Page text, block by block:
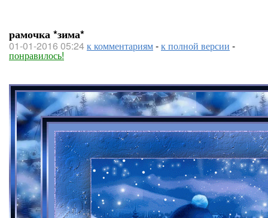
рамочка *зима*
01-01-2016 05:24к комментариям-к полной версии -
понравилось!